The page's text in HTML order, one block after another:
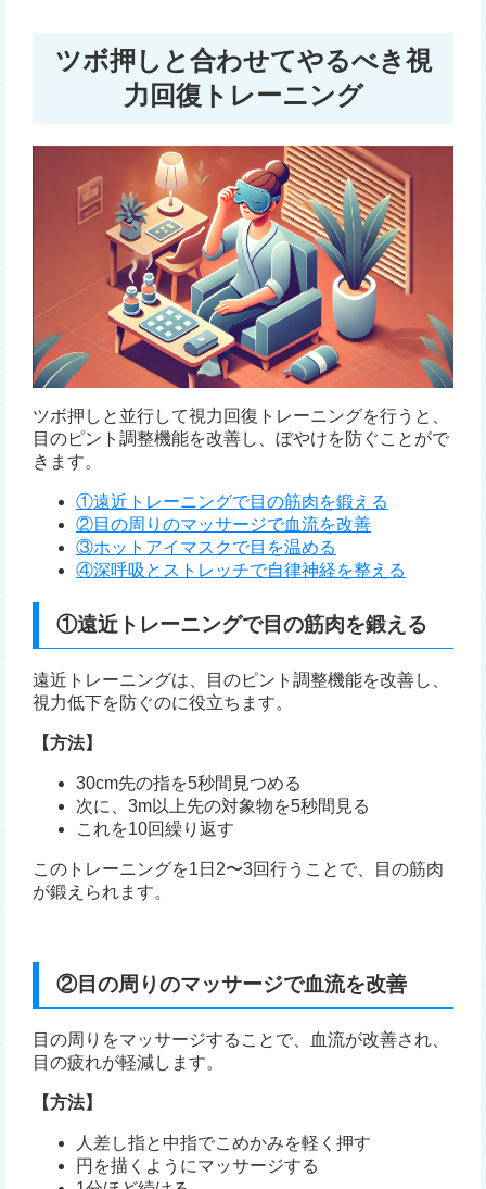
ツボ押しと合わせてやるべき視
力回復トレーニング
ツボ押しと並行して視力回復トレーニングを行うと、
目のピント調整機能を改善し、ぼやけを防ぐことがで
きます。
①遠近トレーニングで目の筋肉を鍛える
②目の周りのマッサージで血流を改善
③ホットアイマスクで目を温める
④深呼吸とストレッチで自律神経を整える
①遠近トレーニングで目の筋肉を鍛える
遠近トレーニングは、目のピント調整機能を改善し、
視力低下を防ぐのに役立ちます。
【方法】
30cm先の指を5秒間見つめる
次に、3m以上先の対象物を5秒間見る
これを10回繰り返す
このトレーニングを1日2〜3回行うことで、目の筋肉
が鍛えられます。
②目の周りのマッサージで血流を改善
目の周りをマッサージすることで、血流が改善され、
目の疲れが軽減します。
【方法】
人差し指と中指でこめかみを軽く押す
円を描くようにマッサージする